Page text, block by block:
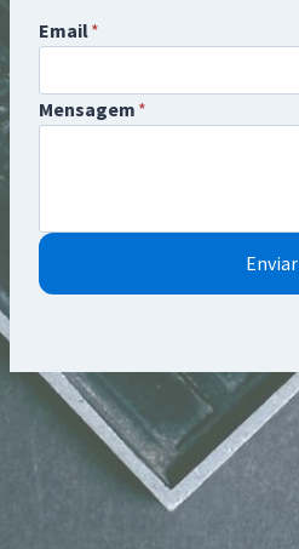
Email*
Mensagem *
Enviar